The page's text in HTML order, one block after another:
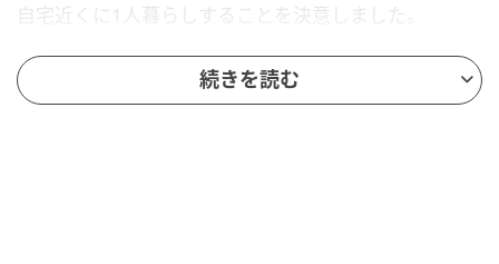
自宅近くに1人暮らしすることを決意しました。
それに伴って、最初は「仏壇をどうするか？」
という
ところから話が始まりました。
続きを読む